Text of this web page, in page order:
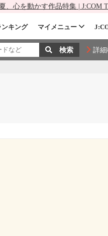
、心を動かす作品特集 | J:COM
ンキング マイメニュー
詳